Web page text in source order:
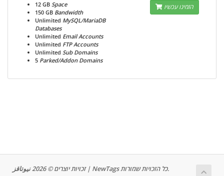
12 GB Space
150 GB Bandwidth
Unlimited MySQL/MariaDB
Databases
Unlimited Email Accounts
Unlimited FTP Accounts
Unlimited Sub Domains
5 Parked/Addon Domains
הזמינו עכשיו
זכויות יוצרים © 2026 نيوتاقز | NewTags כל הזכויות שמורות.